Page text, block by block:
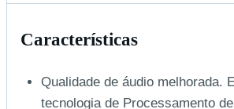
Características
Qualidade de áudio melhorada.
tecnologia de Processamento